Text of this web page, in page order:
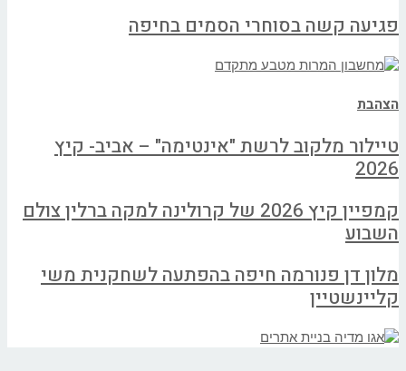
פגיעה קשה בסוחרי הסמים בחיפה
הצהבת
טיילור מלקוב לרשת "אינטימה" – אביב- קיץ
2026
קמפיין קיץ 2026 של קרולינה למקה ברלין צולם
השבוע
מלון דן פנורמה חיפה בהפתעה לשחקנית משי
קליינשטיין